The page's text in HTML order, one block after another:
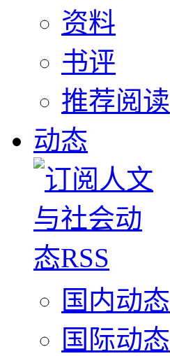
资料
书评
推荐阅读
动态
国内动态
国际动态